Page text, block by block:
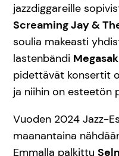
jazzdiggareille
Screaming Jay &
soulia makeasti
lastenbändi
pidettävät konsertit
ja niihin on esteetön
Vuoden 2024 Jazz-
maanantaina
Emmalla palkittu